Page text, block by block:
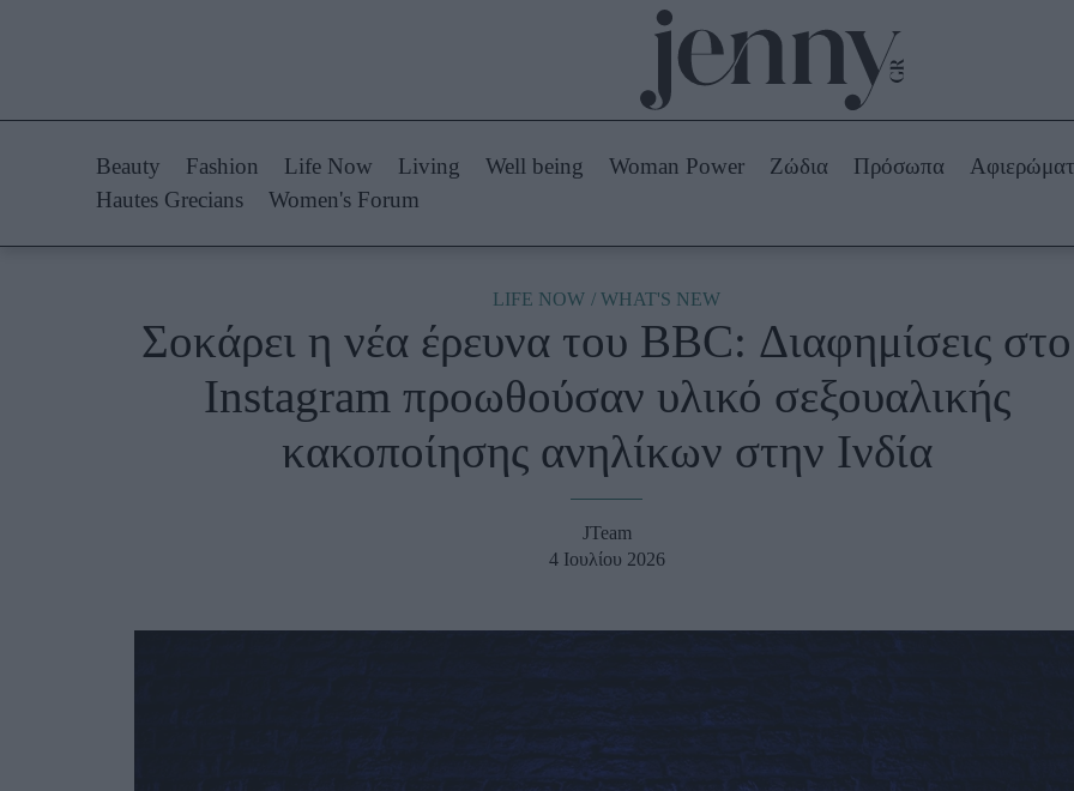
Styling Tips
Fashion News
Beauty -
Ομορφιά
Skincare
Μακιγιάζ
Woman Power Πρόσωπα
Celebrities
Συνεντεύξεις
Ζώδια
Beauty Fashion Life Now Living Well being Woman Power Ζώδια Πρόσωπα
Hautes Grecians
Women's Forum
LIFE NOW WHAT'S NEW
Σοκάρει η νέα έρευνα του BBC: Διαφημίσεις στο
Instagram προωθούσαν υλικό σεξουαλικής
κακοποίησης ανηλίκων στην Ινδία
JTeam
4 Ιουλίου 2026